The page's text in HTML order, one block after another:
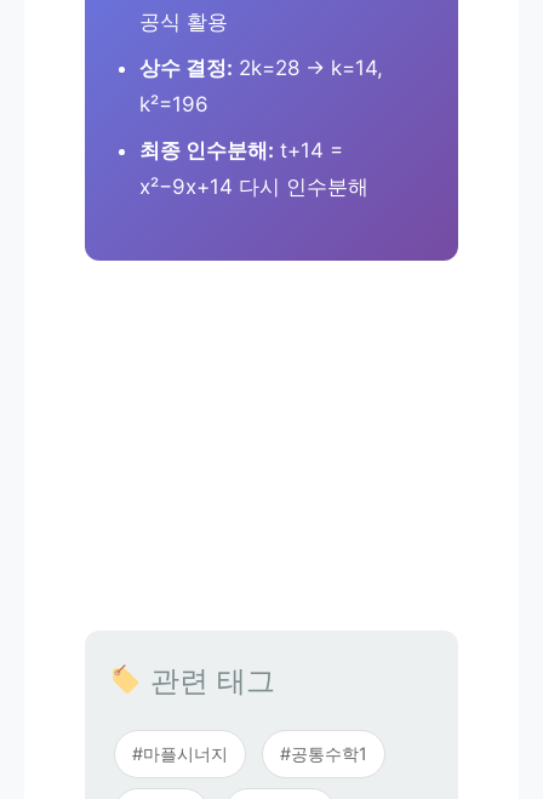
공식 활용
상수 결정: 2k=28 → k=14,
k²=196
최종 인수분해: t+14 =
x²−9x+14 다시 인수분해
관련 태그
#마플시너지 #공통수학1